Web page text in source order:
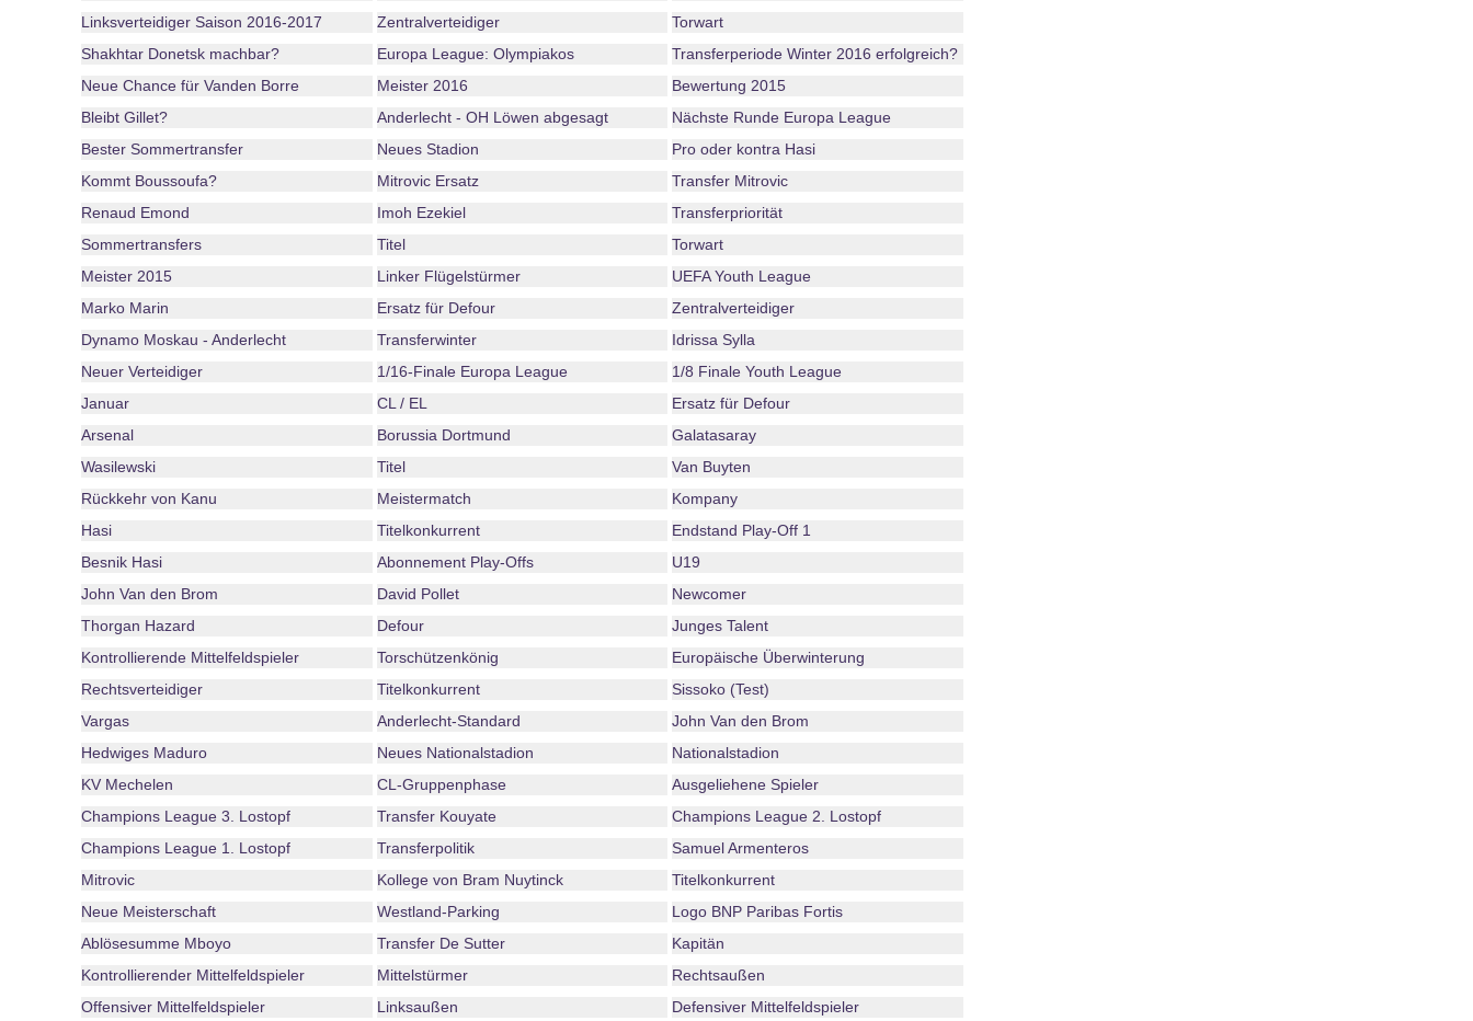
Linksverteidiger Saison 2016-2017
Zentralverteidiger
Torwart
Shakhtar Donetsk machbar?
Europa League: Olympiakos
Transferperiode Winter 2016 erfolgreich?
Neue Chance für Vanden Borre
Meister 2016
Bewertung 2015
Bleibt Gillet?
Anderlecht - OH Löwen abgesagt
Nächste Runde Europa League
Bester Sommertransfer
Neues Stadion
Pro oder kontra Hasi
Kommt Boussoufa?
Mitrovic Ersatz
Transfer Mitrovic
Renaud Emond
Imoh Ezekiel
Transferpriorität
Sommertransfers
Titel
Torwart
Meister 2015
Linker Flügelstürmer
UEFA Youth League
Marko Marin
Ersatz für Defour
Zentralverteidiger
Dynamo Moskau - Anderlecht
Transferwinter
Idrissa Sylla
Neuer Verteidiger
1/16-Finale Europa League
1/8 Finale Youth League
Januar
CL / EL
Ersatz für Defour
Arsenal
Borussia Dortmund
Galatasaray
Wasilewski
Titel
Van Buyten
Rückkehr von Kanu
Meistermatch
Kompany
Hasi
Titelkonkurrent
Endstand Play-Off 1
Besnik Hasi
Abonnement Play-Offs
U19
John Van den Brom
David Pollet
Newcomer
Thorgan Hazard
Defour
Junges Talent
Kontrollierende Mittelfeldspieler
Torschützenkönig
Europäische Überwinterung
Rechtsverteidiger
Titelkonkurrent
Sissoko (Test)
Vargas
Anderlecht-Standard
John Van den Brom
Hedwiges Maduro
Neues Nationalstadion
Nationalstadion
KV Mechelen
CL-Gruppenphase
Ausgeliehene Spieler
Champions League 3. Lostopf
Transfer Kouyate
Champions League 2. Lostopf
Champions League 1. Lostopf
Transferpolitik
Samuel Armenteros
Mitrovic
Kollege von Bram Nuytinck
Titelkonkurrent
Neue Meisterschaft
Westland-Parking
Logo BNP Paribas Fortis
Ablösesumme Mboyo
Transfer De Sutter
Kapitän
Kontrollierender Mittelfeldspieler
Mittelstürmer
Rechtsaußen
Offensiver Mittelfeldspieler
Linksaußen
Defensiver Mittelfeldspieler